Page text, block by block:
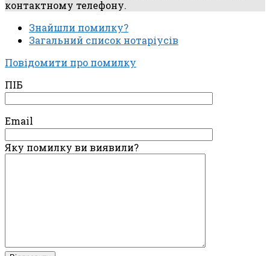
контактному телефону.
Знайшли помилку?
Загальний список нотаріусів
Повідомити про помилку
ПІБ
Email
Яку помилку ви виявили?